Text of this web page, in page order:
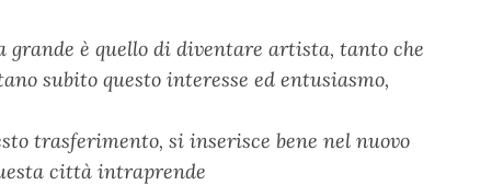
grande è quello di diventare artista, tanto che
subito questo interesse ed entusiasmo,
trasferimento, si inserisce bene nel nuovo
città intraprende